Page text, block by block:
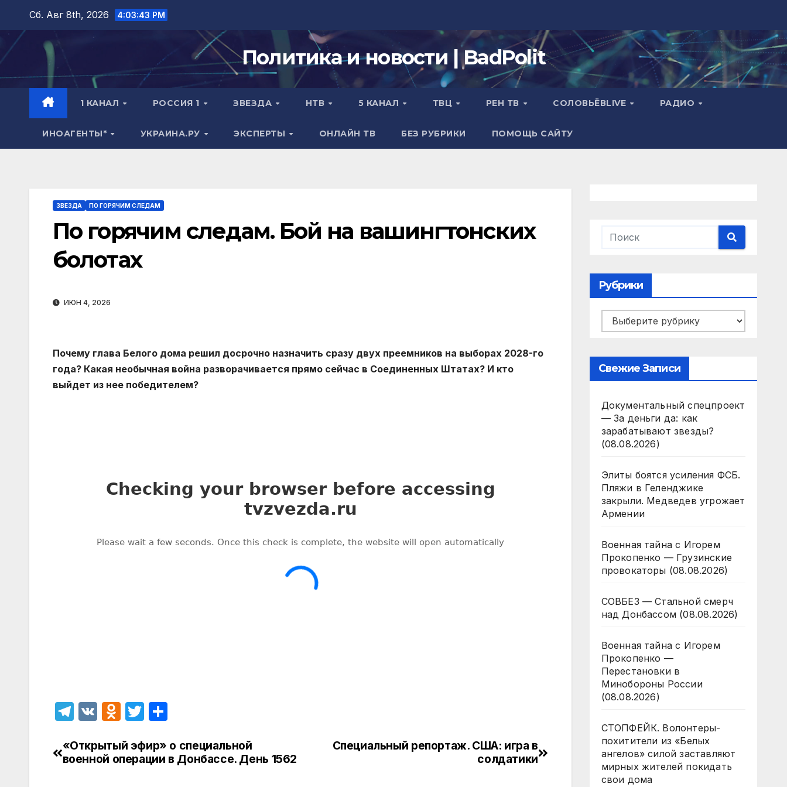
Перейти
содержимому
Сб. Авг 8th, 2026 4:03:44 PM
Политика и новости | BadPolit
1 КАНАЛ РОССИЯ 1 ЗВЕЗДА НТВ 5 КАНАЛ ТВЦ РЕН ТВ СОЛОВЬЁВLIVE РАДИО
ИНОАГЕНТЫ* УКРАИНА.РУ ЭКСПЕРТЫ ОНЛАЙН ТВ БЕЗ РУБРИКИ ПОМОЩЬ САЙТУ
ЗВЕЗДА ПО ГОРЯЧИМ СЛЕДАМ
По горячим следам. Бой на вашингтонских
болотах
ИЮН 4, 2026
Почему глава Белого дома решил досрочно назначить сразу двух преемников на выборах 2028-го
года? Какая необычная война разворачивается прямо сейчас в Соединенных Штатах? И кто
выйдет из нее победителем?
T
e
gr
V
O
n
o
T
itt
er
п
р
Навигация
Специальный репортаж. США: игра в
солдатики
«Открытый эфир» о специальной
военной операции в Донбассе. День 1562
Рубрики
Рубрики
Свежие Записи
Документальный спецпроект
— За деньги да: как
зарабатывают звезды?
(08.08.2026)
Элиты боятся усиления ФСБ.
Пляжи в Геленджике
закрыли. Медведев угрожает
Армении
Военная тайна с Игорем
Прокопенко — Грузинские
провокаторы (08.08.2026)
СОВБЕЗ — Стальной смерч
над Донбассом (08.08.2026)
Военная тайна с Игорем
Прокопенко —
Перестановки в
Минобороны России
(08.08.2026)
СТОПФЕЙК. Волонтеры-
похитители из «Белых
ангелов» силой заставляют
мирных жителей покидать
свои дома